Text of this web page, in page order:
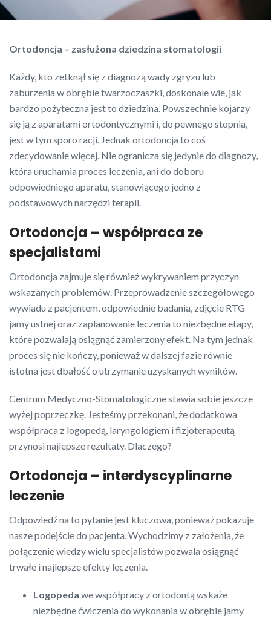
Ortodoncja – zasłużona dziedzina stomatologii
Każdy, kto zetknął się z diagnozą wady zgryzu lub
zaburzenia w obrębie twarzoczaszki, doskonale wie, jak
bardzo pożyteczna jest to dziedzina. Powszechnie kojarzy
się ją z aparatami ortodontycznymi i, do pewnego stopnia,
jest w tym sporo racji. Jednak ortodoncja to coś
zdecydowanie więcej. Nie ogranicza się jedynie do diagnozy,
która uruchamia proces leczenia, ani do doboru
odpowiedniego aparatu, stanowiącego jedno z
podstawowych narzędzi terapii.
Ortodoncja – współpraca ze
specjalistami
Ortodoncja zajmuje się również wykrywaniem przyczyn
wskazanych problemów. Przeprowadzenie szczegółowego
wywiadu z pacjentem, odpowiednie badania, zdjęcie RTG
jamy ustnej oraz zaplanowanie leczenia to niezbędne etapy,
które pozwalają osiągnąć zamierzony efekt. Na tym jednak
proces się nie kończy, ponieważ w dalszej fazie równie
istotna jest dbałość o utrzymanie uzyskanych wyników.
Centrum Medyczno-Stomatologiczne stawia sobie jeszcze
wyżej poprzeczkę. Jesteśmy przekonani, że dodatkowa
współpraca z logopedą, laryngologiem i fizjoterapeutą
przynosi najlepsze rezultaty. Dlaczego?
Ortodoncja – interdyscyplinarne
leczenie
Odpowiedź na to pytanie jest kluczowa, ponieważ pokazuje
nasze podejście do pacjenta. Wychodzimy z założenia, że
połączenie wiedzy wielu specjalistów pozwala osiągnąć
trwałe i najlepsze efekty leczenia.
Logopeda we współpracy z ortodontą wskaże
niezbędne ćwiczenia do wykonania w obrębie jamy